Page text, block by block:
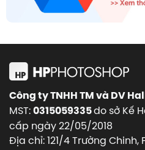
Công ty TNHH TM và DV
MST:0315059335do sở Kế
cấp ngày 22/05/2018
Địa chỉ: 121/4 Trường Chinh,